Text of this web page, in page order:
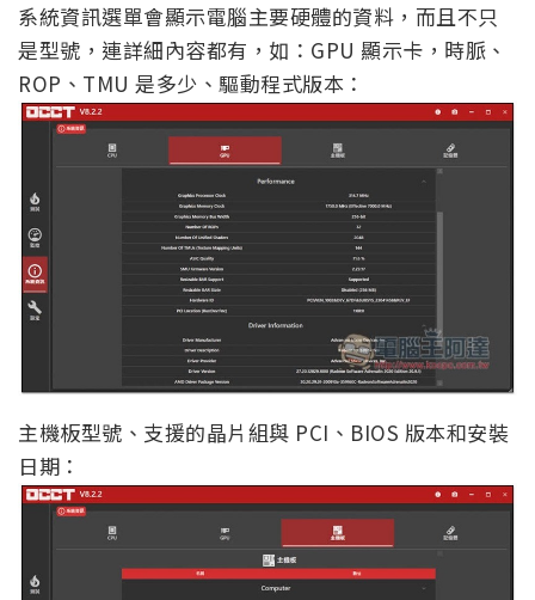
系統資訊選單會顯示電腦主要硬體的資料，而且不只
是型號，連詳細內容都有，如：GPU 顯示卡，時脈、
ROP、TMU 是多少、驅動程式版本：
主機板型號、支援的晶片組與 PCI、BIOS 版本和安裝
日期：